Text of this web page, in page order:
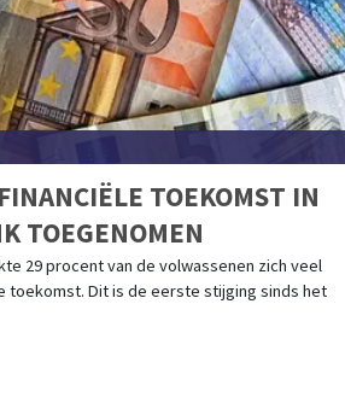
TOEKOMST IN
TOEGENOMEN
29 procent van de volwassenen zich veel
toekomst. Dit is de eerste stijging sinds het